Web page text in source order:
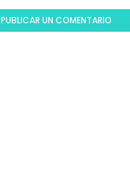
PUBLICAR UN COMENTARIO